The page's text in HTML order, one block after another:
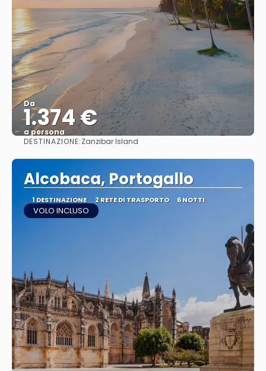
Da
1.374 €
a persona
Vedere
DESTINAZIONE:Zanzibar Island
Alcobaca, Portogallo
1 DESTINAZIONE 2 RETE DI TRASPORTO 6 NOTTI
VOLO INCLUSO